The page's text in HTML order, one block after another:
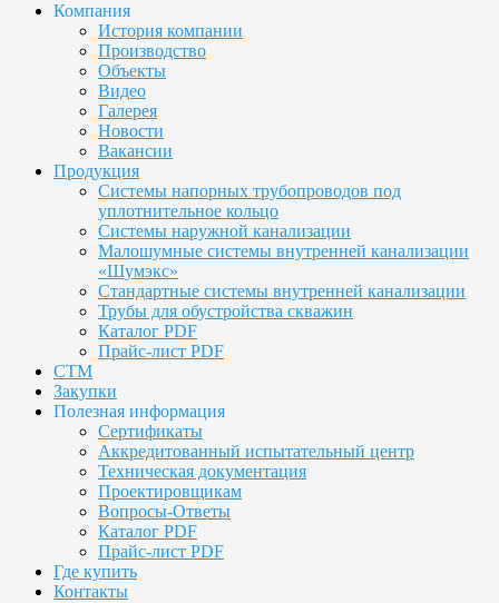
Компания
История компании
Производство
Объекты
Видео
Галерея
Новости
Вакансии
Продукция
Системы напорных трубопроводов под
уплотнительное кольцо
Системы наружной канализации
Малошумные системы внутренней канализации
«Шумэкс»
Стандартные системы внутренней канализации
Трубы для обустройства скважин
Каталог PDF
Прайс-лист PDF
СТМ
Закупки
Полезная информация
Сертификаты
Аккредитованный испытательный центр
Техническая документация
Проектировщикам
Вопросы-Ответы
Каталог PDF
Прайс-лист PDF
Где купить
Контакты